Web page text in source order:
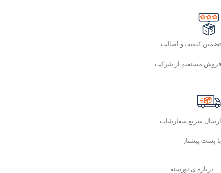
تضمین کیفیت و اصالت
فروش مستقیم از شرکت
ارسال سریع سفارشات
با پست پیشتاز
درباره ی نورسته